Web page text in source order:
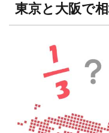
東京と大阪で